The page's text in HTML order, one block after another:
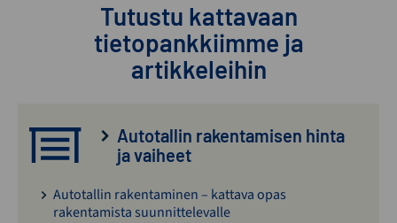
Tutustu kattavaan
tietopankkiimme ja
artikkeleihin
Autotallin rakentamisen hinta
ja vaiheet
Autotallin rakentaminen – kattava opas
rakentamista suunnittelevalle